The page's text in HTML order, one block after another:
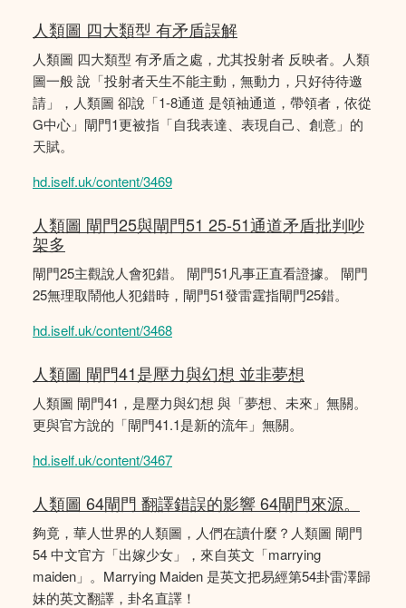
人類圖 四大類型 有矛盾誤解
人類圖 四大類型 有矛盾之處，尤其投射者 反映者。人類
圖一般 說「投射者天生不能主動，無動力，只好待待邀
請」，人類圖 卻說「1-8通道 是領袖通道，帶領者，依從
G中心」閘門1更被指「自我表達、表現自己、創意」的
天賦。
hd.iself.uk/content/3469
人類圖 閘門25與閘門51 25-51通道矛盾批判吵
架多
閘門25主觀說人會犯錯。 閘門51凡事正直看證據。 閘門
25無理取鬧他人犯錯時，閘門51發雷霆指閘門25錯。
hd.iself.uk/content/3468
人類圖 閘門41是壓力與幻想 並非夢想
人類圖 閘門41，是壓力與幻想 與「夢想、未來」無關。
更與官方說的「閘門41.1是新的流年」無關。
hd.iself.uk/content/3467
人類圖 64閘門 翻譯錯誤的影響 64閘門來源。
夠竟，華人世界的人類圖，人們在讀什麼？人類圖 閘門
54 中文官方「出嫁少女」，來自英文「marrying
maiden」。Marrying Maiden 是英文把易經第54卦雷澤歸
妹的英文翻譯，卦名直譯！